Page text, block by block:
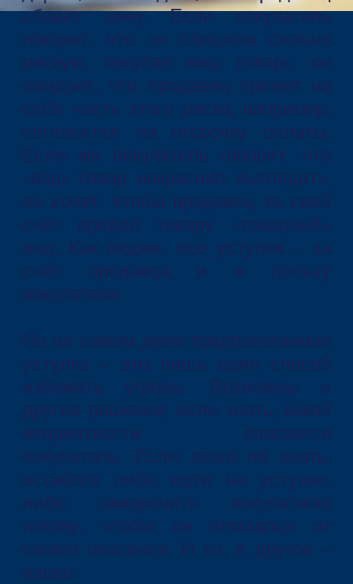
сбавит цену. Если покупатель
говорит, что «я слишком сильно
рискую, покупая ваш товар», он
ожидает, что продавец примет на
себя часть этого риска, например,
согласится на отсрочку оплаты.
Если же покупатель говорит, что
«ваш товар некрасиво выглядит»,
он хочет, чтобы продавец за свой
счёт придал товару «товарный»
вид. Как видим, все уступки – за
счёт продавца и в пользу
покупателя.
Но на самом деле предполагаемая
уступка – это лишь один способ
избежать угрозы. Возможны и
другие решения, если знать, какой
неприятности опасается
покупатель. Если этого не знать,
остаётся либо идти на уступки,
либо заморочить покупателю
голову, чтобы он отказался от
своего опасения. И то, и другое –
плохо.